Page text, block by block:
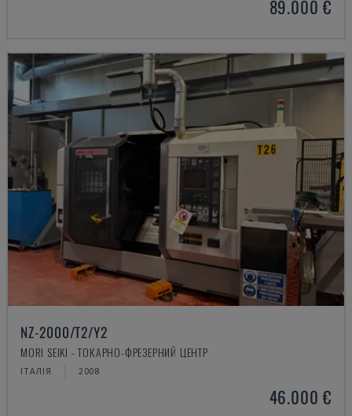
89.000 €
NZ-2000/T2/Y2
MORI SEIKI - ТОКАРНО-ФРЕЗЕРНИЙ ЦЕНТР
ІТАЛІЯ 2008
46.000 €